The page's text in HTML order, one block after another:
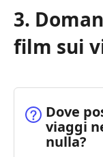
3.
film sui
Dove
viaggi
nulla?